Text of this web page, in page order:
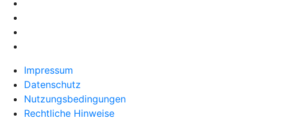
Impressum
Datenschutz
Nutzungsbedingungen
Rechtliche Hinweise